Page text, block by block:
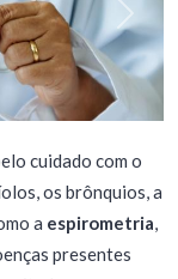
Next
cuidado com o
os brônquios, a
a espirometria,
presentes